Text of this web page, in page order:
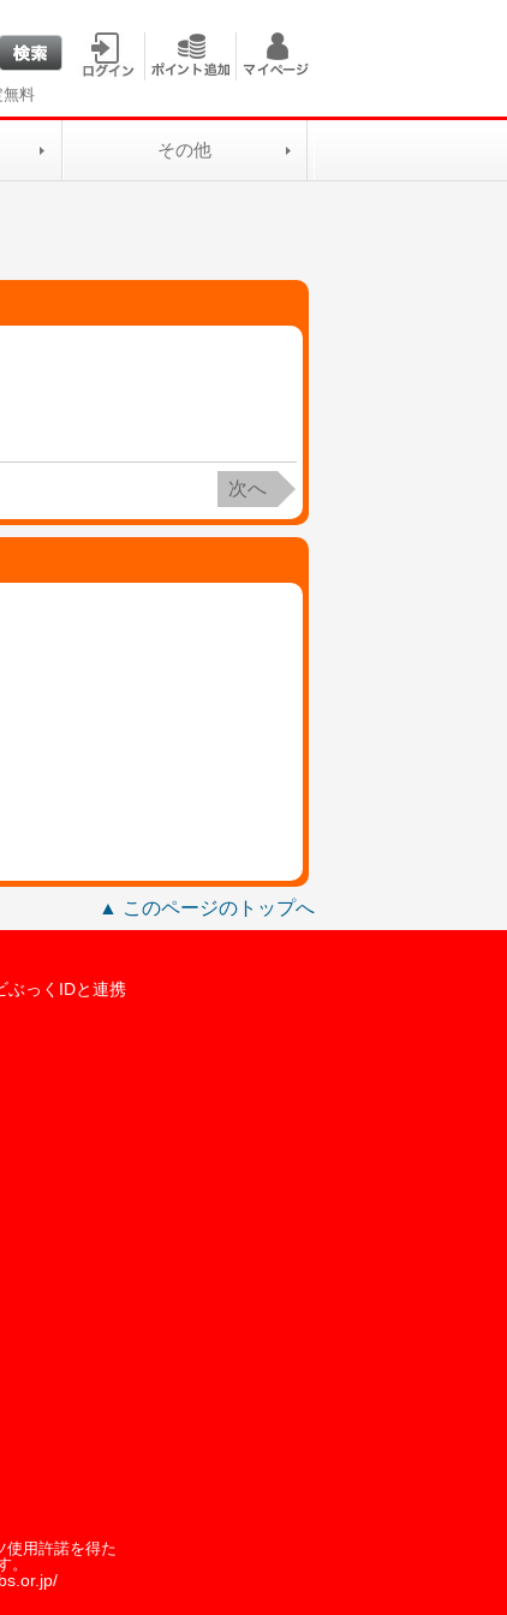
無料
その他
次へ
▲ このページのトップへ
ぶっくIDと連携
使用許諾を得た